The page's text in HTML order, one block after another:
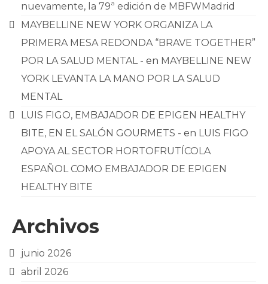
nuevamente, la 79ª edición de MBFWMadrid
MAYBELLINE NEW YORK ORGANIZA LA
PRIMERA MESA REDONDA “BRAVE TOGETHER”
POR LA SALUD MENTAL - en MAYBELLINE NEW
YORK LEVANTA LA MANO POR LA SALUD
MENTAL
LUIS FIGO, EMBAJADOR DE EPIGEN HEALTHY
BITE, EN EL SALÓN GOURMETS - en LUIS FIGO
APOYA AL SECTOR HORTOFRUTÍCOLA
ESPAÑOL COMO EMBAJADOR DE EPIGEN
HEALTHY BITE
Archivos
junio 2026
abril 2026